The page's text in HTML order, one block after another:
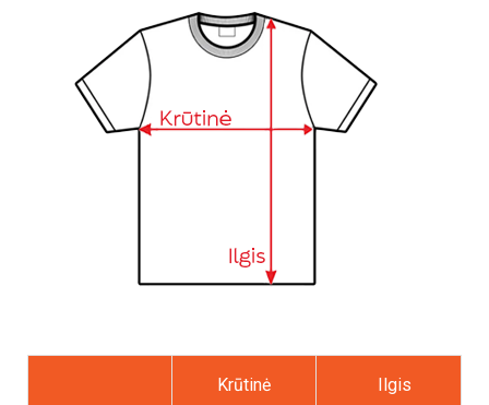
Krūtinė Ilgis